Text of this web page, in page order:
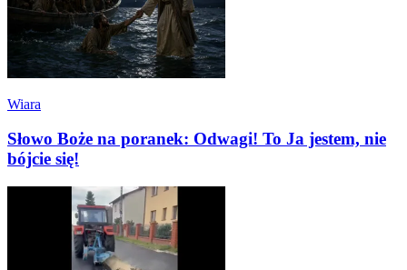
Wiara
Słowo Boże na poranek: Odwagi! To Ja jestem, nie
bójcie się!